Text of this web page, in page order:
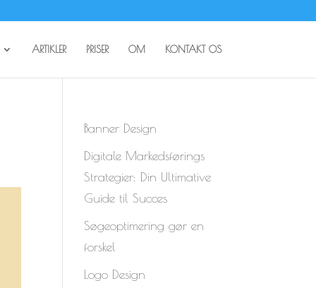
ARTIKLER PRISER OM KONTAKT OS
Banner Design
Digitale Markedsførings
Strategier: Din Ultimative
Guide til Succes
Søgeoptimering gør en
forskel
Logo Design